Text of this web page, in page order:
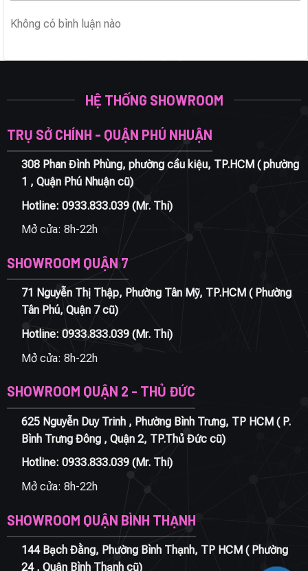
Không có bình luận nào
HỆ THỐNG SHOWROOM
TRỤ SỞ CHÍNH - QUẬN PHÚ NHUẬN
308 Phan Đình Phùng, phường cầu kiệu, TP.HCM ( phường
1 , Quận Phú Nhuận cũ)
Hotline: 0933.833.039(Mr. Thi)
Mở cửa: 8h-22h
SHOWROOM QUẬN 7
71 Nguyễn Thị Thập, Phường Tân Mỹ, TP.HCM ( Phường
Tân Phú, Quận 7 cũ)
Hotline: 0933.833.039(Mr. Thi)
Mở cửa: 8h-22h
SHOWROOM QUẬN 2 - THỦ ĐỨC
625 Nguyễn Duy Trinh , Phường Bình Trưng, TP HCM ( P.
Bình Trưng Đông , Quận 2, TP.Thủ Đức cũ)
Hotline: 0933.833.039(Mr. Thi)
Mở cửa: 8h-22h
SHOWROOM QUẬN BÌNH THẠNH
144 Bạch Đằng, Phường Bình Thạnh, TP HCM ( Phường
24 , Quận Bình Thạnh cũ)